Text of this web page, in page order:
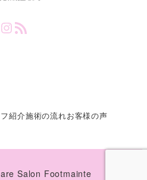
InstagramRSS Feed
紹介施術の流れお客様の声
Salon Footmainte